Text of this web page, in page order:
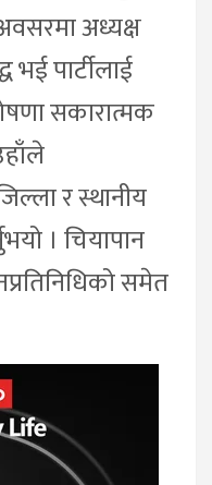
अध्यक्ष
पार्टीलाई
सकारात्मक
र स्थानीय
। चियापान
समेत